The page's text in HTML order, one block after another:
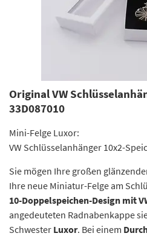
Original VW
33D087010
Mini-Felge Luxor:
VW Schlüsselanhänger 10x2-
Sie mögen Ihre großen
Ihre neue Miniatur-Felge am
10-Doppelspeichen-Design mit
angedeuteten Radnabenkappe
Schwester Luxor. Bei einem